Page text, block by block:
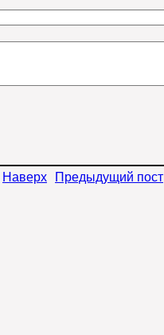
Наверх Предыдущий пост